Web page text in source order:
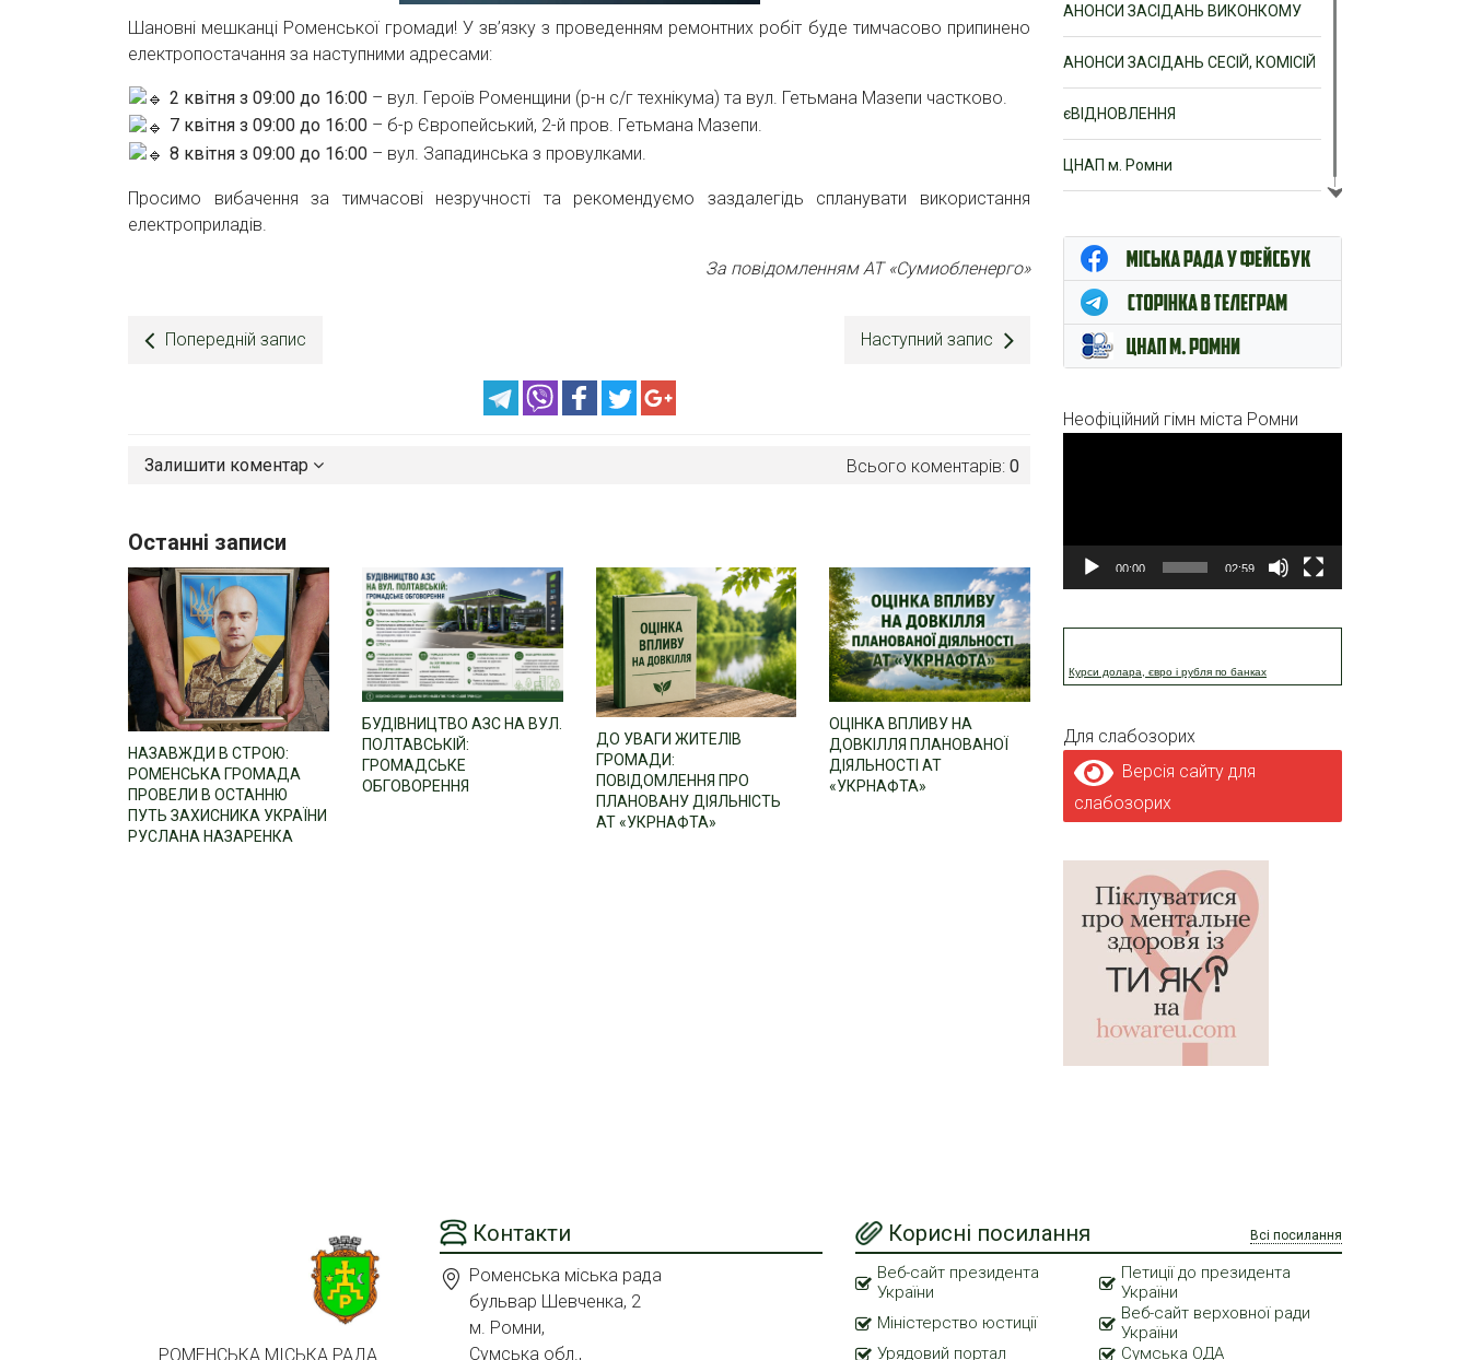
Шановні мешканці Роменської громади! У зв’язку з проведенням ремонтних робіт буде тимчасово припинено
електропостачання за наступними адресами:
2 квітня з 09:00 до 16:00 – вул. Героїв Роменщини (р-н с/г технікума) та вул. Гетьмана Мазепи частково.
7 квітня з 09:00 до 16:00 – б-р Європейський, 2-й пров. Гетьмана Мазепи.
8 квітня з 09:00 до 16:00 – вул. Западинська з провулками.
Просимо вибачення за тимчасові незручності та рекомендуємо заздалегідь спланувати використання
електроприладів.
За повідомленням АТ «Сумиобленерго»
Попередній запис Наступний запис
Всього коментарів: 0
Залишити коментар
Останні записи
НАЗАВЖДИ В СТРОЮ:
РОМЕНСЬКА ГРОМАДА
ПРОВЕЛИ В ОСТАННЮ
ПУТЬ ЗАХИСНИКА УКРАЇНИ
РУСЛАНА НАЗАРЕНКА
БУДІВНИЦТВО АЗС НА ВУЛ.
ПОЛТАВСЬКІЙ:
ГРОМАДСЬКЕ
ОБГОВОРЕННЯ
ДО УВАГИ ЖИТЕЛІВ
ГРОМАДИ:
ПОВІДОМЛЕННЯ ПРО
ПЛАНОВАНУ ДІЯЛЬНІСТЬ
АТ «УКРНАФТА»
ОЦІНКА ВПЛИВУ НА
ДОВКІЛЛЯ ПЛАНОВАНОЇ
ДІЯЛЬНОСТІ АТ
«УКРНАФТА»
АНОНСИ ЗАСІДАНЬ ВИКОНКОМУ
АНОНСИ ЗАСІДАНЬ СЕСІЙ, КОМІСІЙ
єВІДНОВЛЕННЯ
ЦНАП м. Ромни
Неофіційний гімн міста Ромни
00:00 02:59
Курси долара, євро і рубля по банках
Для слабозорих
Версія сайту для
слабозорих
РОМЕНСЬКА МІСЬКА РАДА
Контакти
Роменська міська рада
бульвар Шевченка, 2
м. Ромни,
Сумська обл.,
Корисні посилання Всі посилання
Веб-сайт президента
України
Петиції до президента
України
Міністерство юстиції
Веб-сайт верховної ради
України
Урядовий портал
Сумська ОДА